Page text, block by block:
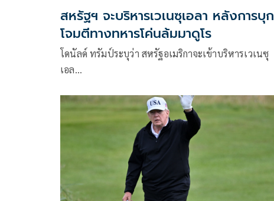
สหรัฐฯ จะบริหารเวเนซุเอลา หลังการบุก
โจมตีทางทหารโค่นล้มมาดูโร
โดนัลด์ ทรัมป์ระบุว่า สหรัฐอเมริกาจะเข้าบริหารเวเนซุ
เอล…